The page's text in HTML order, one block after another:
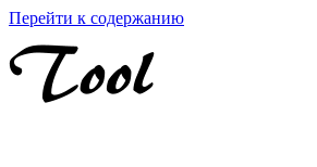
Перейти к содержанию